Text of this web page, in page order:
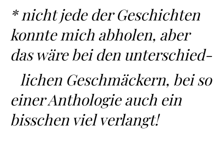
* nicht jede der Geschichten
konnte mich abholen, aber
das wäre bei den unterschied-
lichen Geschmäckern, bei so
einer Anthologie auch ein
bisschen viel verlangt!